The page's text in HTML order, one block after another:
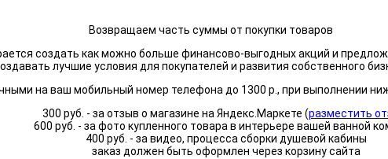
Возвращаем часть суммы от покупки товаров
создать как можно больше финансово-выгодных акций и
лучшие условия для покупателей и развития собственного
на ваш мобильный номер телефона до 1300 р., при выполнении
300 руб. - за отзыв о магазине на Яндекс.Маркете (разместить
600 руб. - за фото купленного товара в интерьере вашей ванной
400 руб. - за видео, процесса сборки душевой кабины
заказ должен быть оформлен через корзину сайта